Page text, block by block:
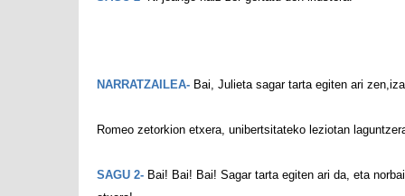
NARRATZAILEA- Bai, Julieta sagar tarta egiten ari
Romeo zetorkion etxera, unibertsitateko leziotan
SAGU 2- Bai! Bai! Bai! Sagar tarta egiten ari da, eta